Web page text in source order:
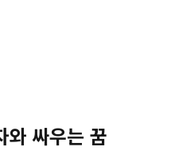
와 싸우는 꿈